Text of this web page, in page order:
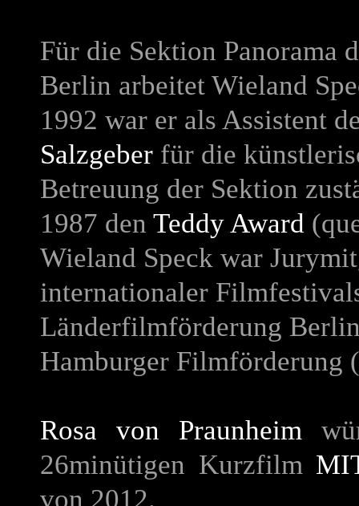
Für die Sektion Panorama
Berlin arbeitet Wieland
1992 war er als Assistent
Salzgeber für die
Betreuung der Sektion
1987 den Teddy Award
Wieland Speck war
internationaler
Länderfilmförderung
Hamburger Filmförderung
Rosa von Praunheim
26minütigen Kurzfilm
von 2012.